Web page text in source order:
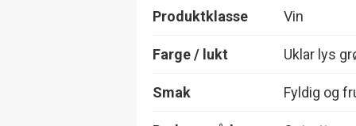
Produktklasse Vin
Farge / lukt Uklar lys
Smak Fyldig og